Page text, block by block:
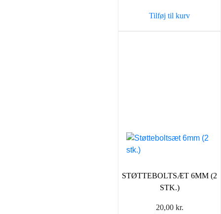
1.000,00 kr..
Tilføj til kurv
STØTTEBOLTSÆT 6MM (2
STK.)
20,00 kr.